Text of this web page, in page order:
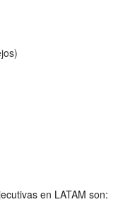
en LATAM son: